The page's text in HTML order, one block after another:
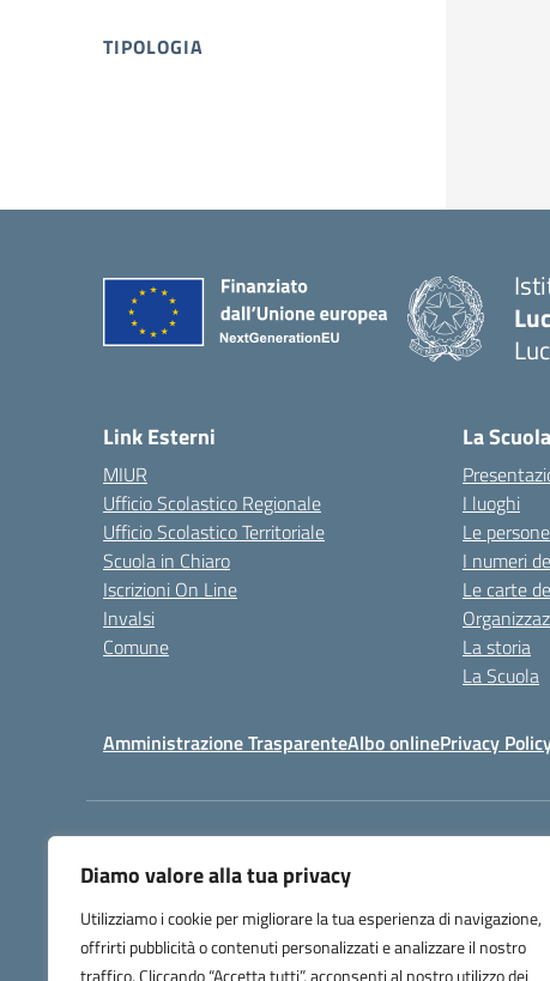
Diamo valore alla tua privacy
Utilizziamo i cookie per migliorare la tua esperienza di navigazione,
offrirti pubblicità o contenuti personalizzati e analizzare il nostro
traffico. Cliccando “Accetta tutti”, acconsenti al nostro utilizzo dei
TIPOLOGIA
Link Esterni
MIUR
Ufficio Scolastico Regionale
Ufficio Scolastico Territoriale
Scuola in Chiaro
Iscrizioni On Line
Invalsi
Comune
La Scuola
I luoghi
Le persone
I numeri
Le carte
La storia
La Scuola
Amministrazione TrasparenteAlbo onlinePrivacy